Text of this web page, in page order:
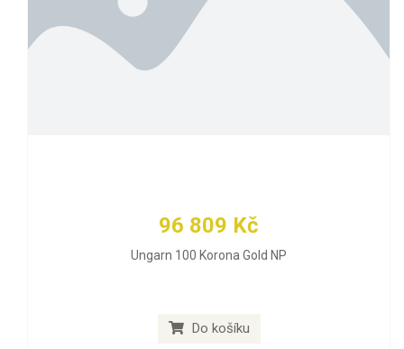
96 809 Kč
Ungarn 100 Korona Gold NP
Do košíku